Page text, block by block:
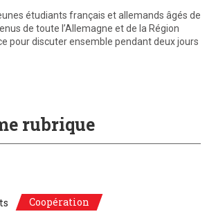
étudiants français et allemands âgés de
de toute l’Allemagne et de la Région
pour discuter ensemble pendant deux jours
rubrique
Coopération